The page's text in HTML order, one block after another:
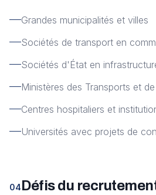
Grandes municipalités et villes
Sociétés de transport en
Sociétés d'État en
Ministères des Transports et
Centres hospitaliers et
Universités avec projets de
04Défis du